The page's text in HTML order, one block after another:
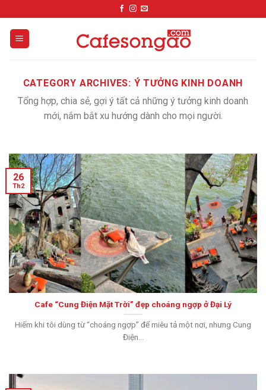
to
content
CATEGORY ARCHIVES: Ý TƯỞNG KINH DOANH
Tổng hợp, chia sẻ, gợi ý tất cả những ý tưởng kinh doanh
mới, nắm bắt xu hướng dành cho mọi người.
Cafe “Cung Điện Mặt Trời” đẹp choáng ngợp ở Đại Lý
Hiếm khi tôi dùng từ “choáng ngợp” để miêu tả một nơi, nhưng Cung
Điện...
26
Th2